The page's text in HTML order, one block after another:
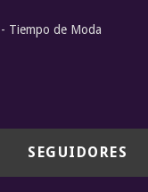
Tiempo de Moda
SEGUIDORES